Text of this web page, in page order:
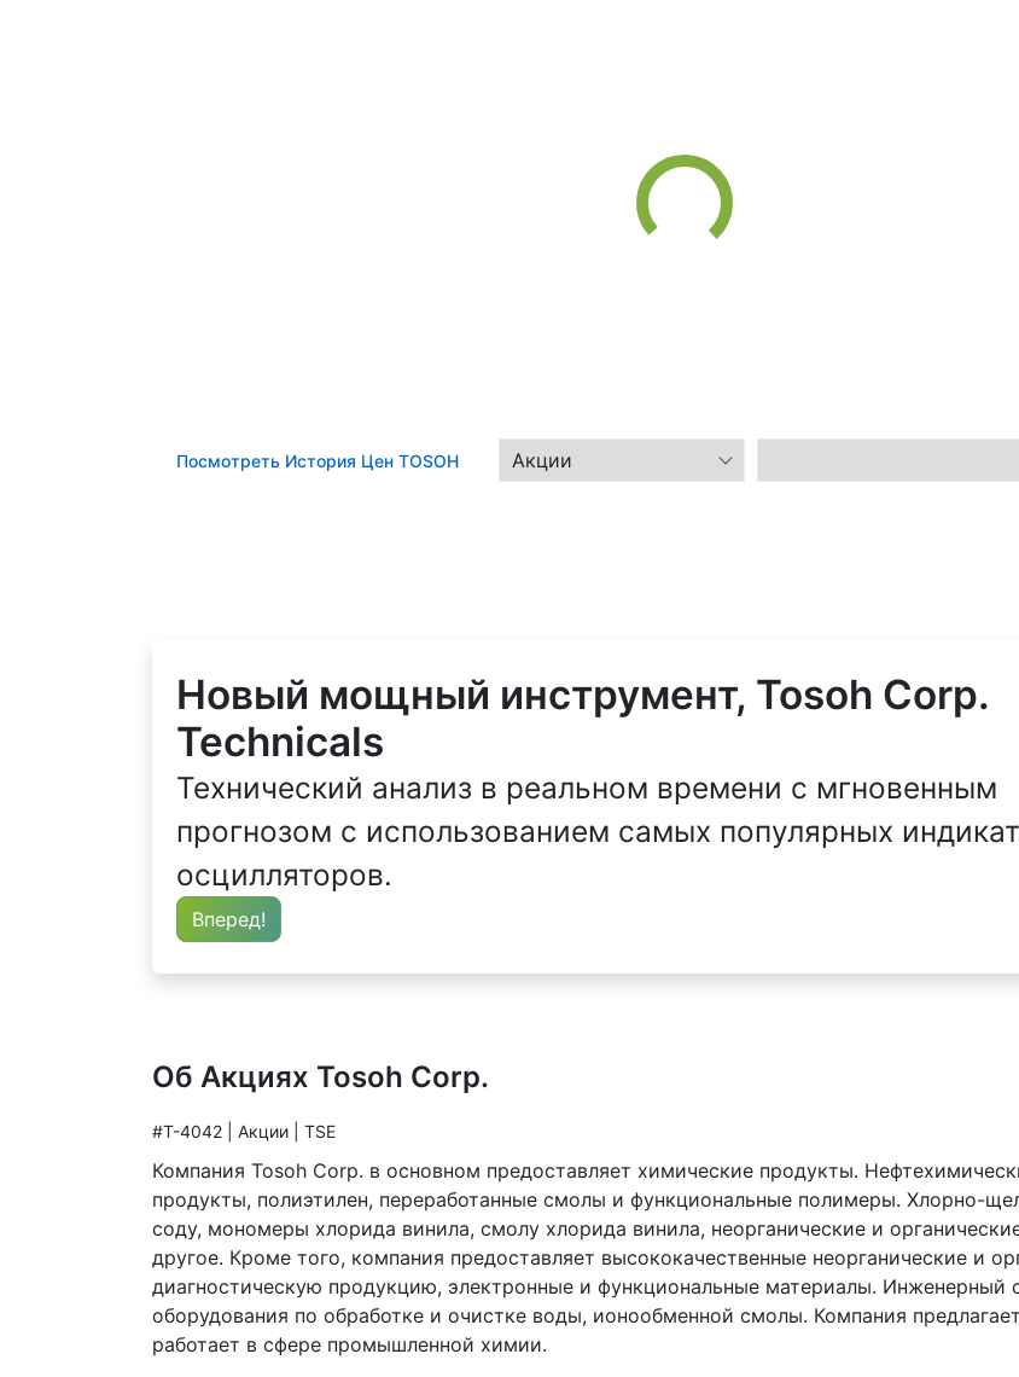
Посмотреть История Цен TOSOH
Новый мощный инструмент, Tosoh Corp.
Technicals
Технический анализ в реальном времени с мгновенным
прогнозом с использованием самых популярных
осцилляторов.
Вперед!
Об Акциях Tosoh Corp.
#T-4042 | Акции | TSE
Компания Tosoh Corp. в основном предоставляет химические продукты.
продукты, полиэтилен, переработанные смолы и функциональные полимеры. Хлорно-
соду, мономеры хлорида винила, смолу хлорида винила, неорганические и
другое. Кроме того, компания предоставляет высококачественные неорганические и
диагностическую продукцию, электронные и функциональные материалы. Инженерный
оборудования по обработке и очистке воды, ионообменной смолы. Компания
работает в сфере промышленной химии.